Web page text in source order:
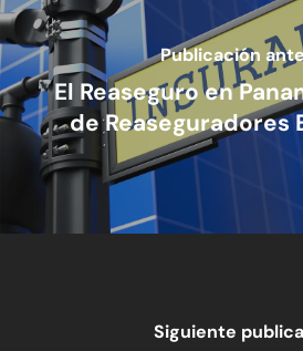
Publicación
El Reaseguro en
de Reaseguradores
Siguiente